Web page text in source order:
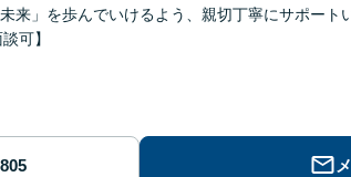
来」を歩んでいけるよう、親切丁寧にサポー
可】